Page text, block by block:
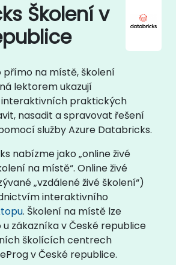
Školení v
přímo na místě, školení
lektorem ukazují
praktických
nasadit a spravovat řešení
služby Azure Databricks.
nabízme jako „online živé
na místě“. Online živé
„vzdálené živé školení“)
interaktivního
. Školení na místě lze
zákazníka v České republice
školících centrech
v České republice.